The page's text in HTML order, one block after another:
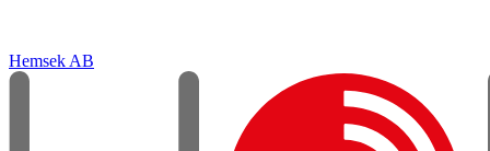
Hemsek AB